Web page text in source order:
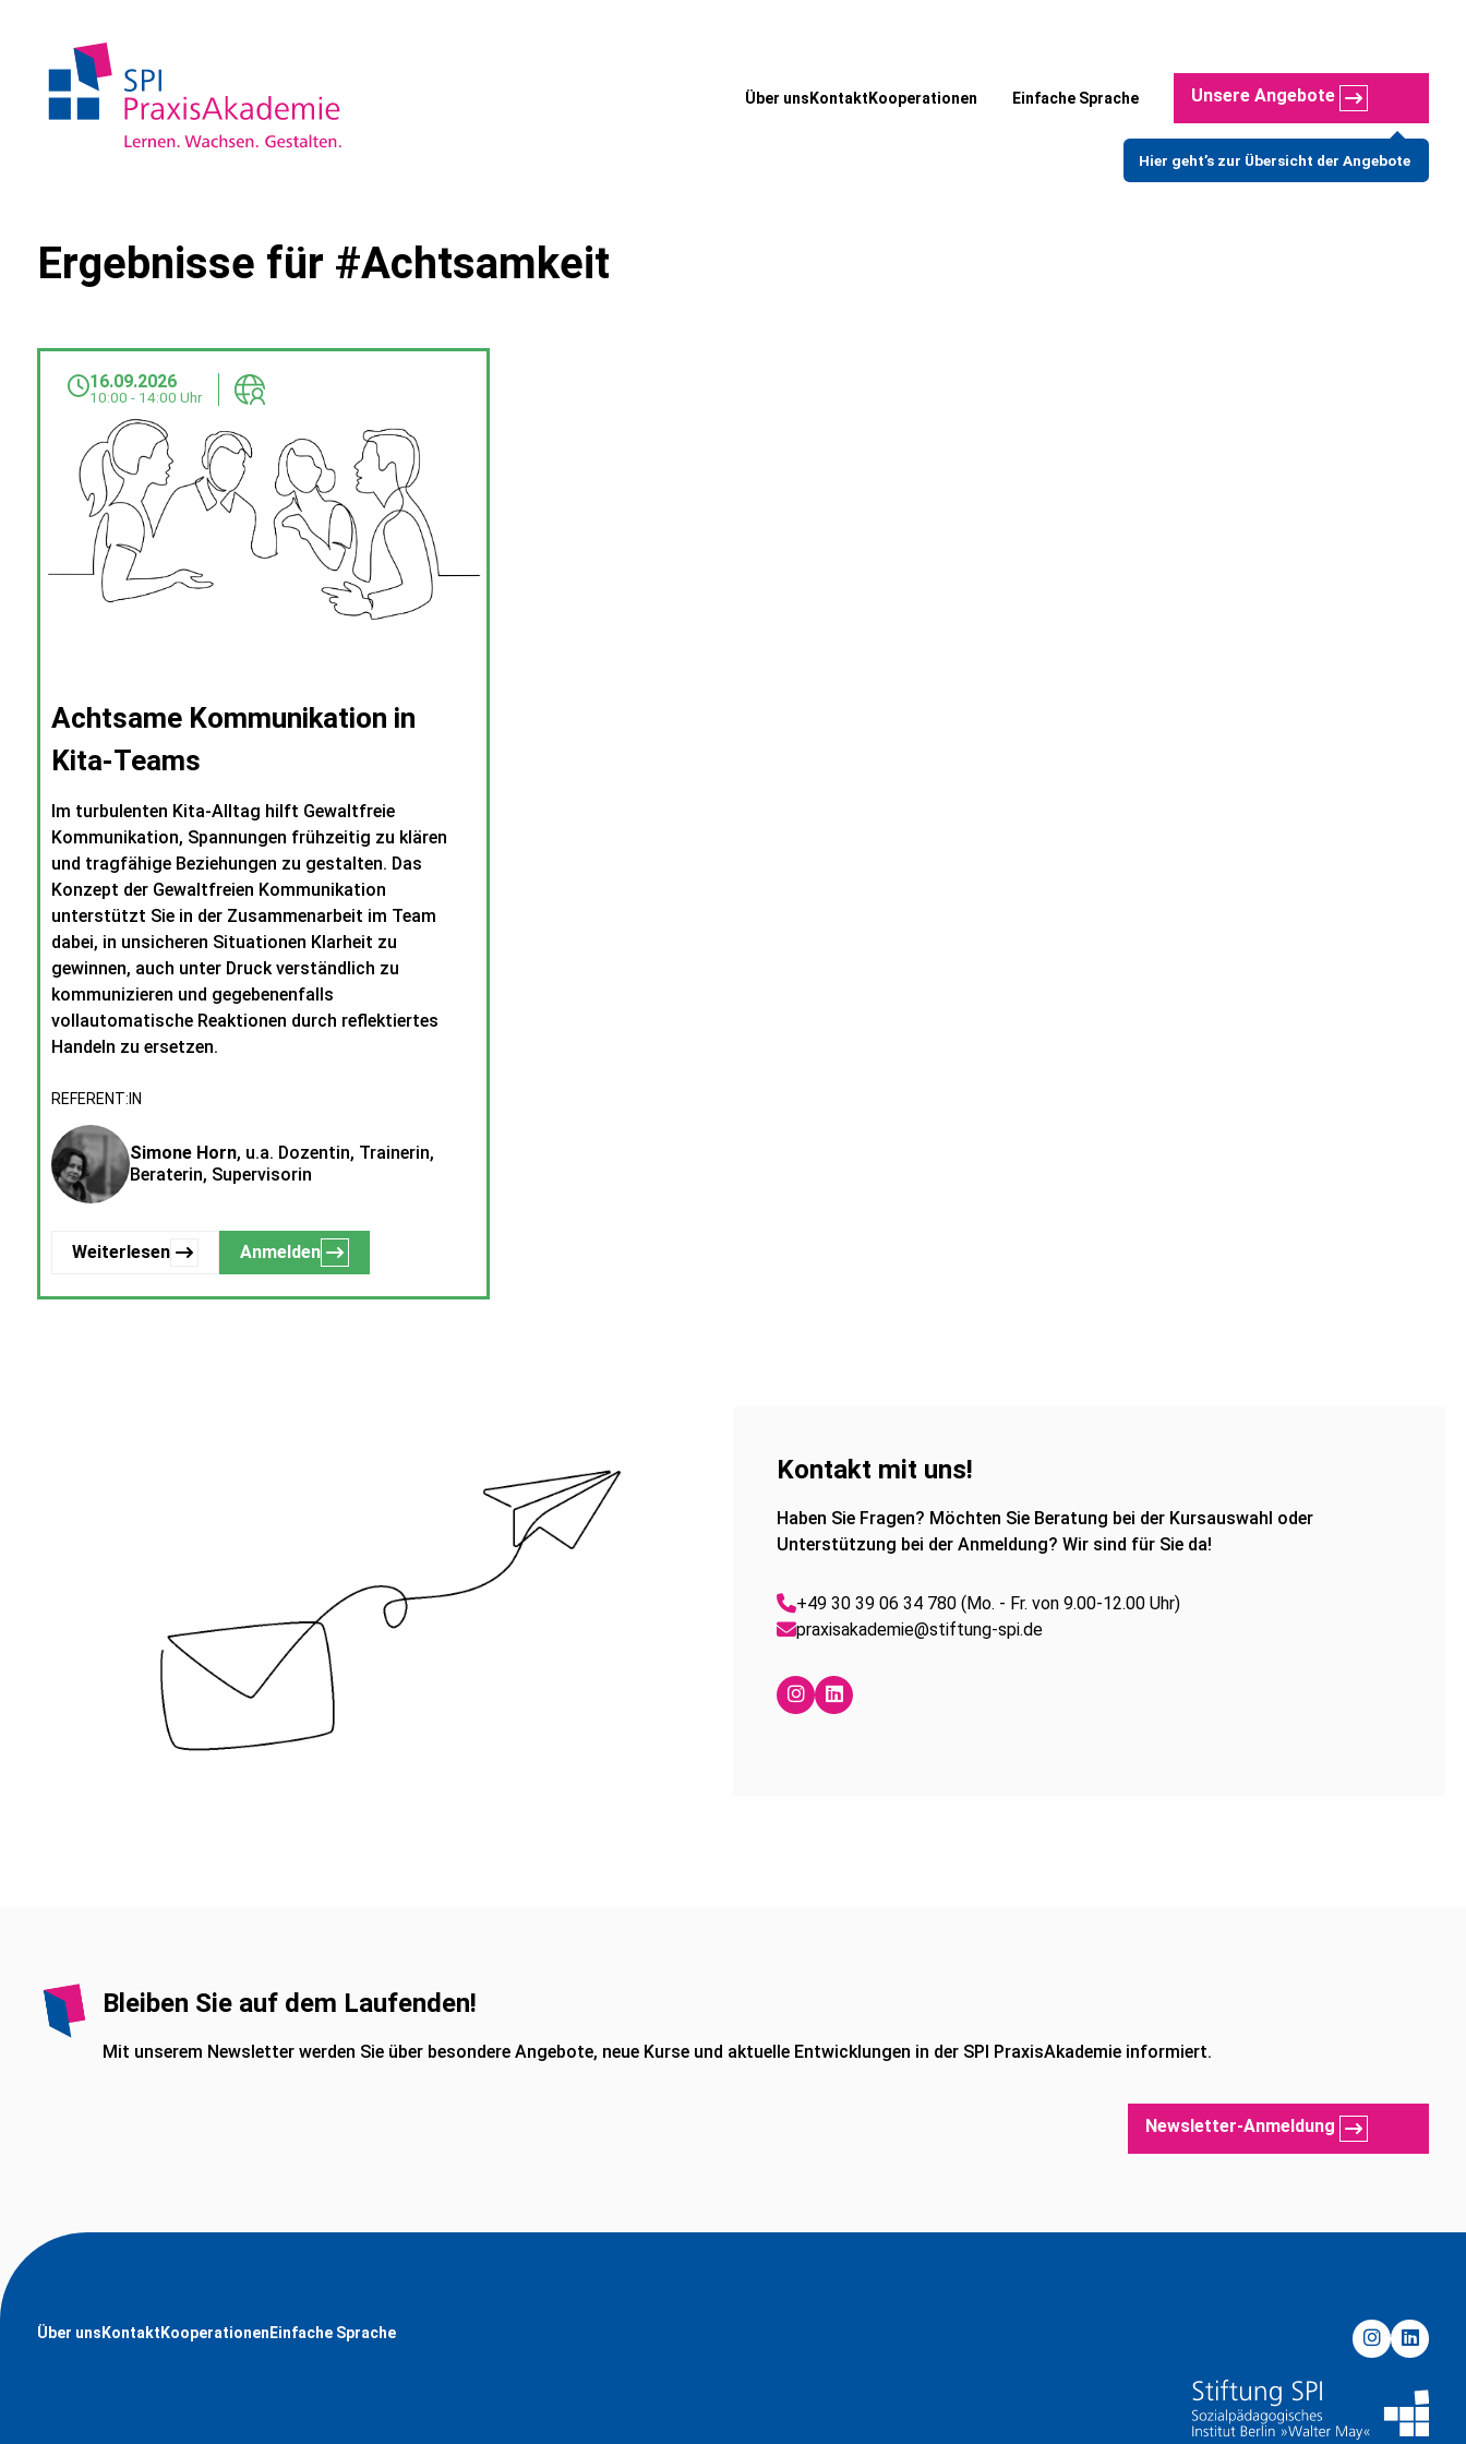
Über uns Kontakt Kooperationen Einfache Sprache Unsere Angebote
Ergebnisse für #Achtsamkeit
16.09.2026
10:00 - 14:00 Uhr
Achtsame Kommunikation in
Kita-Teams
Im turbulenten Kita-Alltag hilft Gewaltfreie
Kommunikation, Spannungen frühzeitig zu klären
und tragfähige Beziehungen zu gestalten. Das
Konzept der Gewaltfreien Kommunikation
unterstützt Sie in der Zusammenarbeit im Team
dabei, in unsicheren Situationen Klarheit zu
gewinnen, auch unter Druck verständlich zu
kommunizieren und gegebenenfalls
vollautomatische Reaktionen durch reflektiertes
Handeln zu ersetzen.
REFERENT:IN
Simone Horn, u.a. Dozentin, Trainerin,
Beraterin, Supervisorin
Weiterlesen Anmelden
Kontakt mit uns!
Haben Sie Fragen? Möchten Sie Beratung bei der Kursauswahl oder
Unterstützung bei der Anmeldung? Wir sind für Sie da!
+49 30 39 06 34 780 (Mo. - Fr. von 9.00-12.00 Uhr)
praxisakademie@stiftung-spi.de
Bleiben Sie auf dem Laufenden!
Mit unserem Newsletter werden Sie über besondere Angebote, neue Kurse und aktuelle Entwicklungen in der SPI PraxisAkademie informiert.
Newsletter-Anmeldung
Über uns Kontakt Kooperationen Einfache Sprache
Hier geht’s zur Übersicht der Angebote